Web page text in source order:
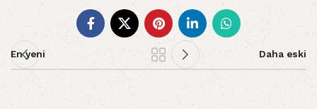
En yeni Daha eski